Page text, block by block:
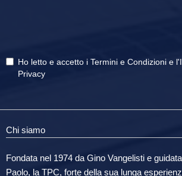
Ho letto e accetto i Termini e Condizioni e
Privacy
Chi siamo
Fondata nel 1974 da Gino Vangelisti e
Paolo, la TPC, forte della sua lunga